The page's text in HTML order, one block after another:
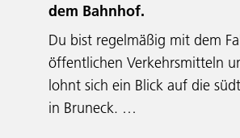
dem Bahnhof.
Du bist regelmäßig mit dem
öffentlichen Verkehrsmitteln
lohnt sich ein Blick auf die
in Bruneck. …